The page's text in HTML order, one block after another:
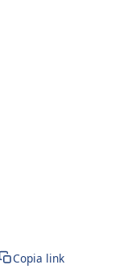
Copia link